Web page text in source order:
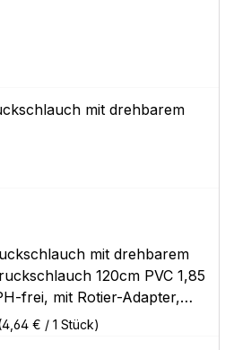
mit drehbarem
mit drehbarem
120cm PVC 1,85
frei, mit Rotier-Adapter,
€ / 1 Stück)